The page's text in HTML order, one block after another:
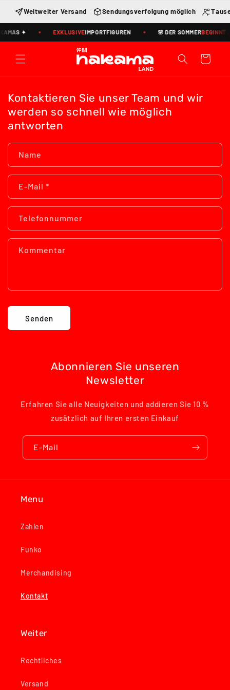
zumWeltweiter Versand Sendungsverfolgung möglich
✦ EXKLUSIVEIMPORTFIGUREN 🌸 DER SOMMERBEGINNT
Warenkorb
Kontaktieren Sie unser Team und wir
werden so schnell wie möglich
antworten
Name
E-Mail *
Telefonnummer
Kommentar
Senden
Abonnieren Sie unseren
Newsletter
Erfahren Sie alle Neuigkeiten und addieren Sie 10 %
zusätzlich auf Ihren ersten Einkauf
E-Mail
Menu
Zahlen
Funko
Merchandising
Kontakt
Weiter
Rechtliches
Versand